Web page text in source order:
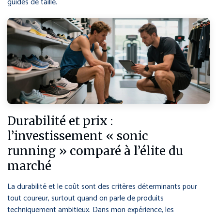
Durabilité et prix :
l’investissement « sonic
running » comparé à l’élite du
marché
La durabilité et le coût sont des critères déterminants pour
tout coureur, surtout quand on parle de produits
techniquement ambitieux. Dans mon expérience, les